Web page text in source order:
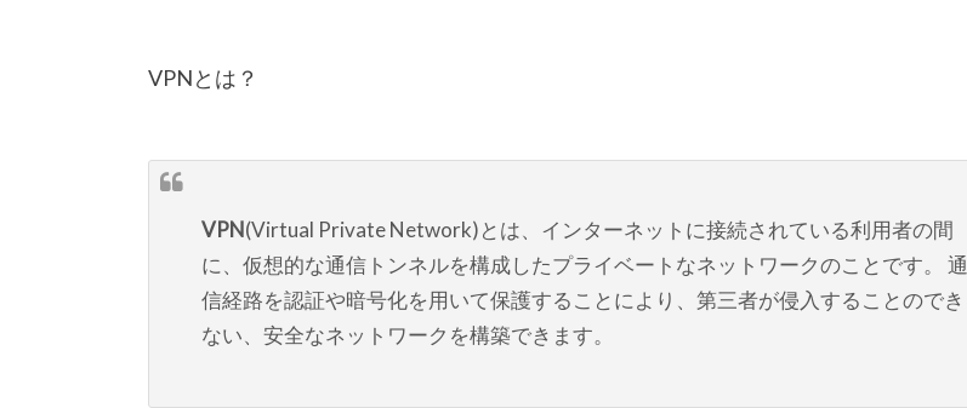
VPNとは？
VPN(Virtual Private Network)とは、インターネットに接続されている利用者の間
に、仮想的な通信トンネルを構成したプライベートなネットワークのことです。 通
信経路を認証や暗号化を用いて保護することにより、第三者が侵入することのでき
ない、安全なネットワークを構築できます。